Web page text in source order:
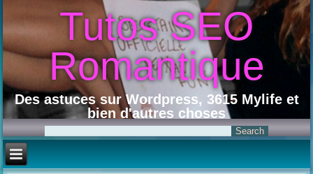
Tutos SEO
Romantique
Des astuces sur Wordpress, 3615 Mylife et
bien d'autres choses